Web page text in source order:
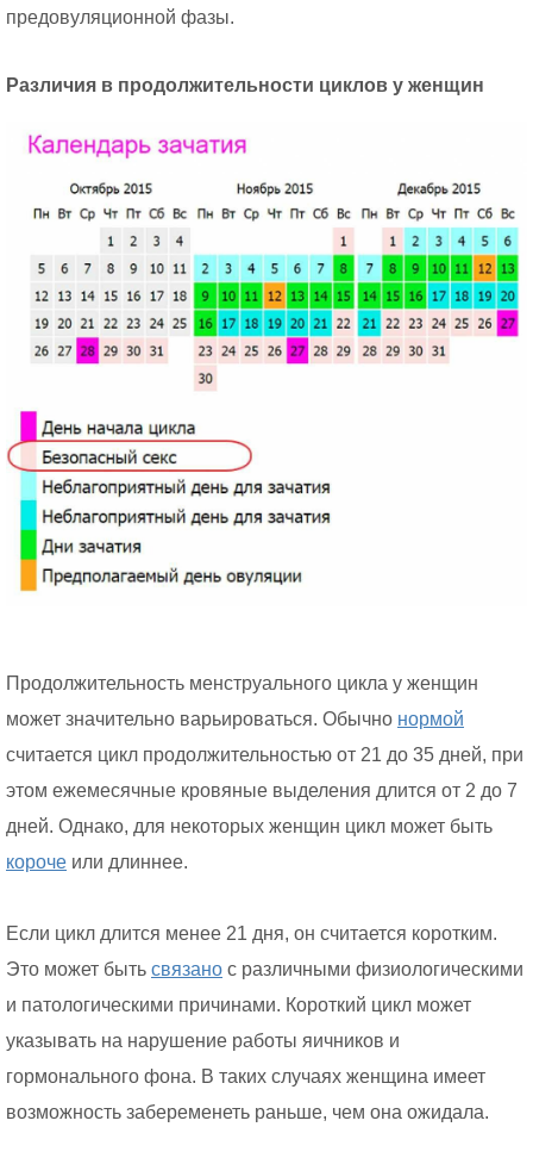
предовуляционной фазы.
Различия в продолжительности циклов у женщин
Продолжительность менструального цикла у женщин
может значительно варьироваться. Обычно нормой
считается цикл продолжительностью от 21 до 35 дней, при
этом ежемесячные кровяные выделения длится от 2 до 7
дней. Однако, для некоторых женщин цикл может быть
короче или длиннее.
Если цикл длится менее 21 дня, он считается коротким.
Это может быть связано с различными физиологическими
и патологическими причинами. Короткий цикл может
указывать на нарушение работы яичников и
гормонального фона. В таких случаях женщина имеет
возможность забеременеть раньше, чем она ожидала.